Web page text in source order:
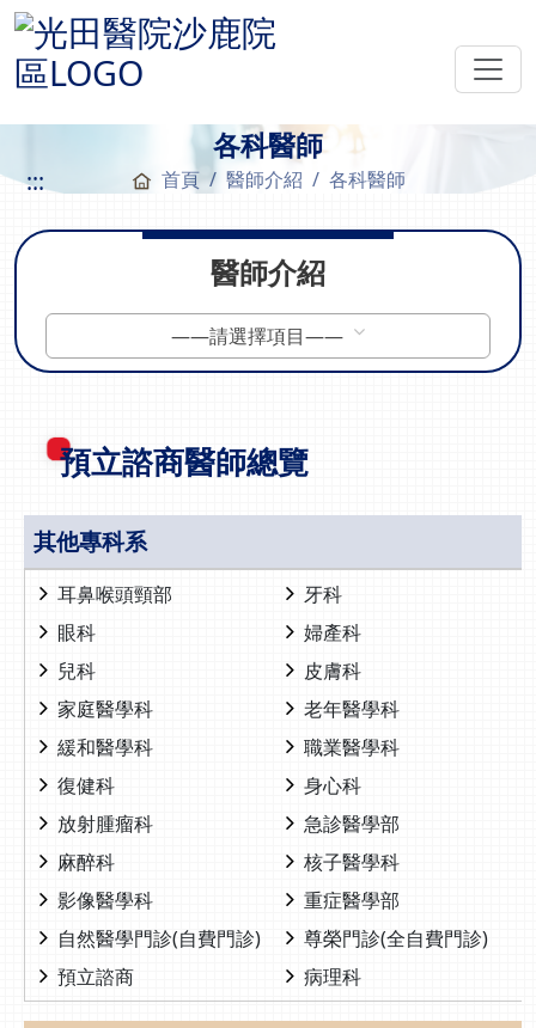
各科醫師
::: 首頁 醫師介紹 各科醫師
醫師介紹
——請選擇項目——
預立諮商醫師總覽
其他專科系
耳鼻喉頭頸部
牙科
眼科
婦產科
兒科
皮膚科
家庭醫學科
老年醫學科
緩和醫學科
職業醫學科
復健科
身心科
放射腫瘤科
急診醫學部
麻醉科
核子醫學科
影像醫學科
重症醫學部
自然醫學門診(自費門診)
尊榮門診(全自費門診)
預立諮商
病理科